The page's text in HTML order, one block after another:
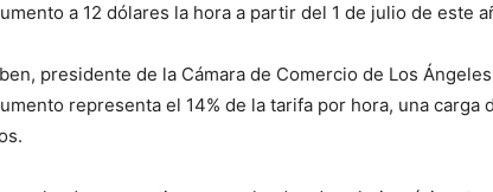
a 12 dólares la hora a partir del 1 de julio de este
presidente de la Cámara de Comercio de Los
representa el 14% de la tarifa por hora, una carga